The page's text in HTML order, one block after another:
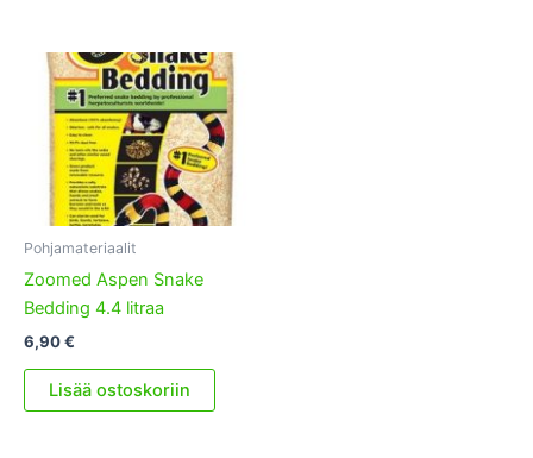
Pohjamateriaalit
Zoomed Aspen Snake
Bedding 4.4 litraa
6,90€
Lisää ostoskoriin